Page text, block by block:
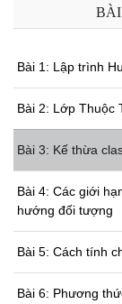
Bài 1: Lập trình
Bài 2: Lớp Thuộc
Bài 3: Kế thừa
Bài 4: Các giới
hướng đối tượng
Bài 5: Cách tính
Bài 6: Phương